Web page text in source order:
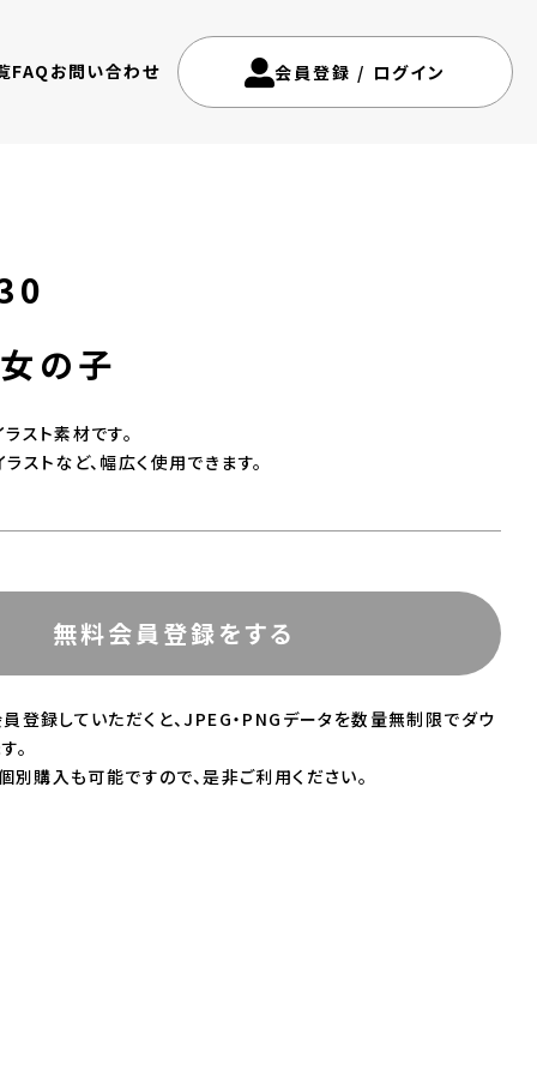
FAQ お問い合わせ 会員登録 / ログイン
の子
スト素材です。
ストなど、幅広く使用できます。
無料会員登録をする
登録していただくと、JPEG・PNGデータを数量無制限でダウ
。
別購入も可能ですので、是非ご利用ください。